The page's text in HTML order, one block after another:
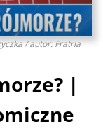
/ autor: Fratria
|